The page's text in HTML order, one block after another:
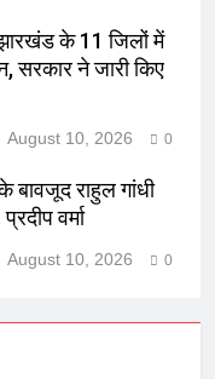
के 11 जिलों में
सरकार ने जारी किए
August 10, 2026 0
बावजूद राहुल गांधी
वर्मा
August 10, 2026 0